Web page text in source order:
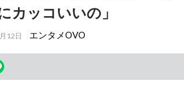
カッコいいの」
12日 エンタメOVO